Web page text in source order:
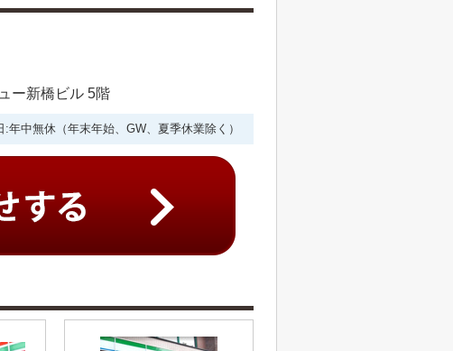
ー新橋ビル 5階
中無休（年末年始、GW、夏季休業除く）